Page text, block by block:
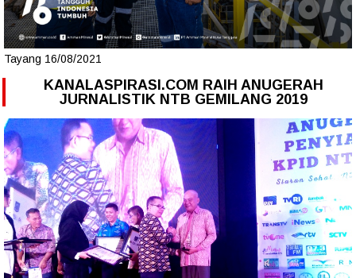
Tayang 16/08/2021
KANALASPIRASI.COM RAIH ANUGERAH
JURNALISTIK NTB GEMILANG 2019